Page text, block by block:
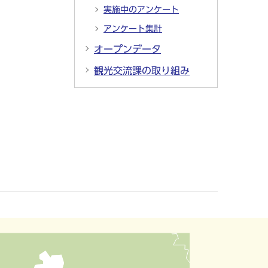
実施中のアンケート
アンケート集計
オープンデータ
観光交流課の取り組み